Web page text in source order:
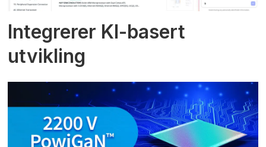
Integrerer KI-basert
utvikling